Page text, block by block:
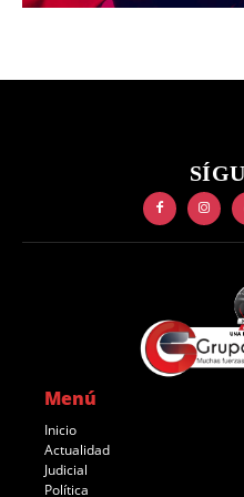
Menú
Inicio
Actualidad
Judicial
Política